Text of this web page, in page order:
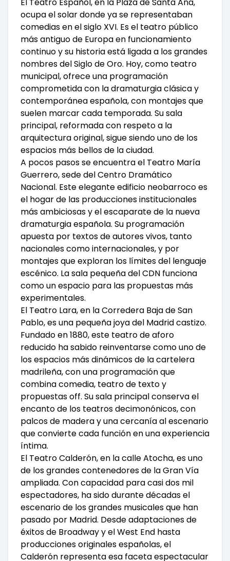
El Teatro Español, en la Plaza de Santa Ana,
ocupa el solar donde ya se representaban
comedias en el siglo XVI. Es el teatro público
más antiguo de Europa en funcionamiento
continuo y su historia está ligada a los grandes
nombres del Siglo de Oro. Hoy, como teatro
municipal, ofrece una programación
comprometida con la dramaturgia clásica y
contemporánea española, con montajes que
suelen marcar cada temporada. Su sala
principal, reformada con respeto a la
arquitectura original, sigue siendo uno de los
espacios más bellos de la ciudad.
A pocos pasos se encuentra el Teatro María
Guerrero, sede del Centro Dramático
Nacional. Este elegante edificio neobarroco es
el hogar de las producciones institucionales
más ambiciosas y el escaparate de la nueva
dramaturgia española. Su programación
apuesta por textos de autores vivos, tanto
nacionales como internacionales, y por
montajes que exploran los límites del lenguaje
escénico. La sala pequeña del CDN funciona
como un espacio para las propuestas más
experimentales.
El Teatro Lara, en la Corredera Baja de San
Pablo, es una pequeña joya del Madrid castizo.
Fundado en 1880, este teatro de aforo
reducido ha sabido reinventarse como uno de
los espacios más dinámicos de la cartelera
madrileña, con una programación que
combina comedia, teatro de texto y
propuestas off. Su sala principal conserva el
encanto de los teatros decimonónicos, con
palcos de madera y una cercanía al escenario
que convierte cada función en una experiencia
íntima.
El Teatro Calderón, en la calle Atocha, es uno
de los grandes contenedores de la Gran Vía
ampliada. Con capacidad para casi dos mil
espectadores, ha sido durante décadas el
escenario de los grandes musicales que han
pasado por Madrid. Desde adaptaciones de
éxitos de Broadway y el West End hasta
producciones originales españolas, el
Calderón representa esa faceta espectacular